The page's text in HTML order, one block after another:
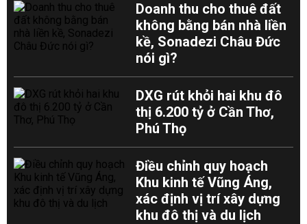
Doanh thu cho thuê đất
không bằng bán nhà liền
kề, Sonadezi Châu Đức
nói gì?
DXG rút khỏi hai khu đô
thị 6.200 tỷ ở Cần Thơ,
Phú Thọ
Điều chỉnh quy hoạch
Khu kinh tế Vũng Áng,
xác định vị trí xây dựng
khu đô thị và du lịch